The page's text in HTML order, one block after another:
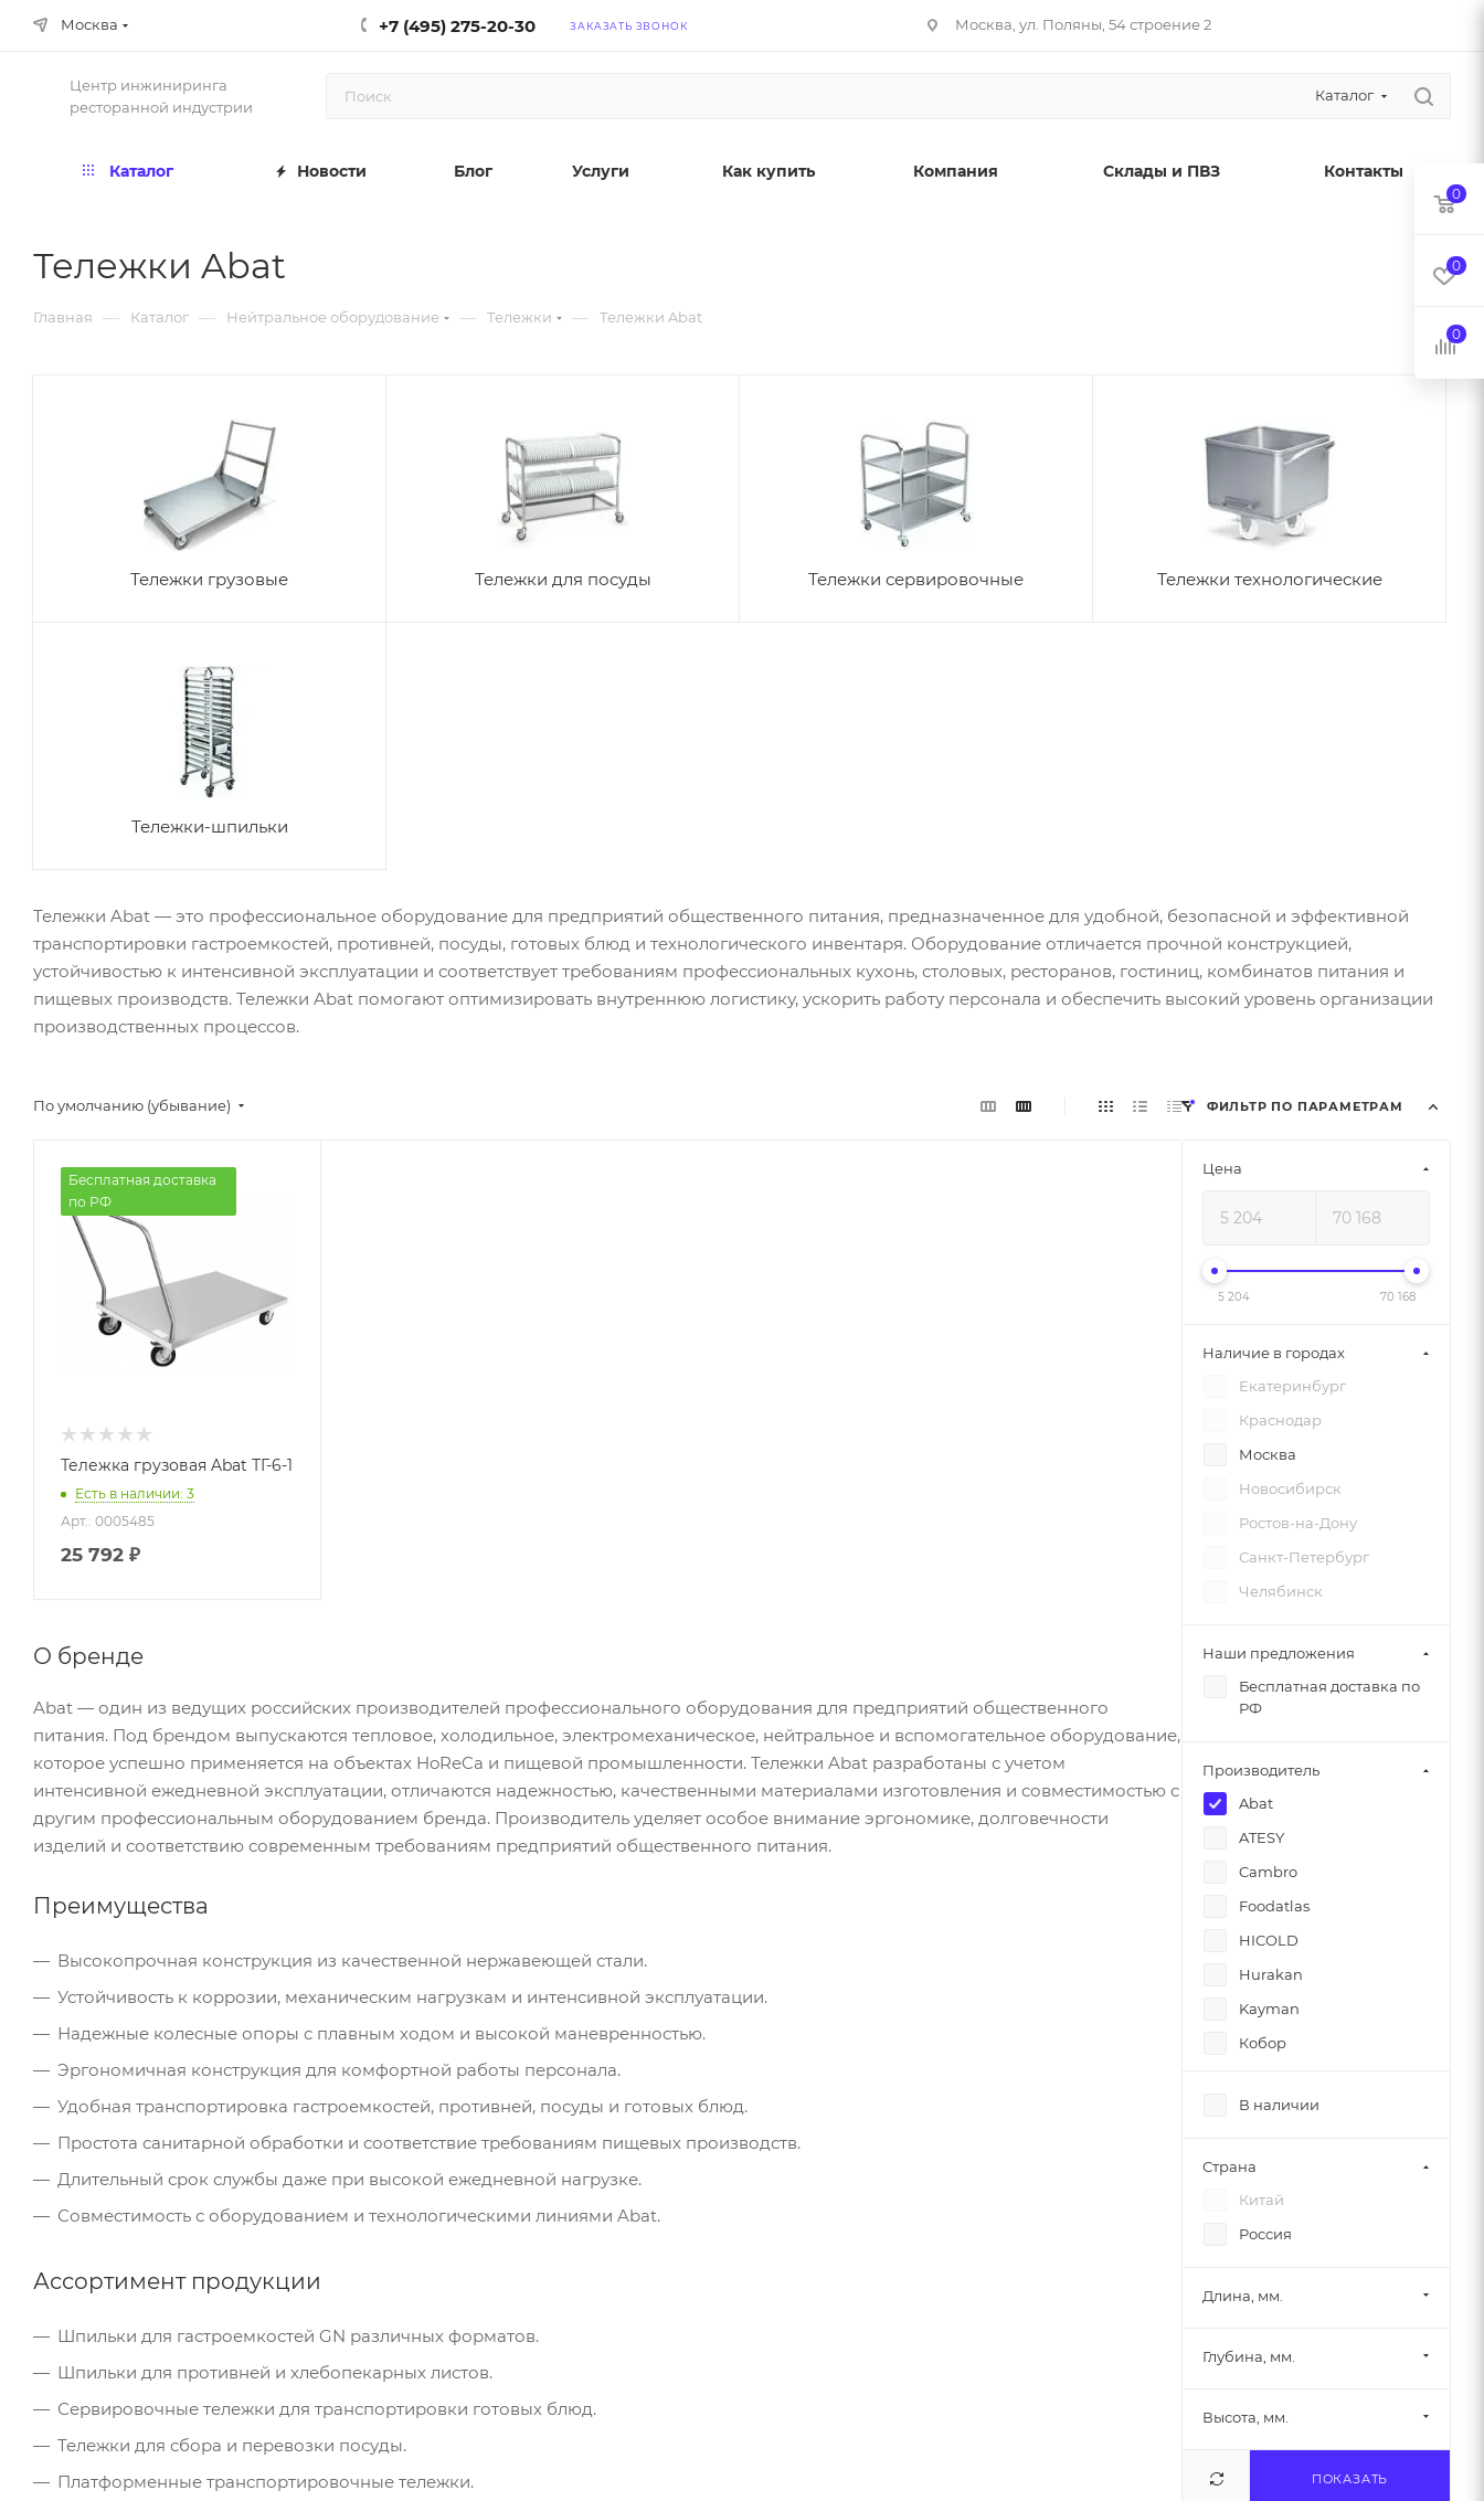
Москва +7 (495) 275-20-30 ЗАКАЗАТЬ ЗВОНОК Москва, ул. Поляны, 54 строение 2
Центр инжиниринга
ресторанной индустрии
Каталог
Каталог Новости Блог Услуги Как купить Компания Склады и ПВЗ Контакты
Тележки Abat
Главная — Каталог — Нейтральное оборудование — Тележки — Тележки Abat
Тележки грузовые Тележки для посуды Тележки сервировочные Тележки технологические
Тележки-шпильки
Тележки Abat — это профессиональное оборудование для предприятий общественного питания, предназначенное для удобной, безопасной и эффективной
транспортировки гастроемкостей, противней, посуды, готовых блюд и технологического инвентаря. Оборудование отличается прочной конструкцией,
устойчивостью к интенсивной эксплуатации и соответствует требованиям профессиональных кухонь, столовых, ресторанов, гостиниц, комбинатов питания и
пищевых производств. Тележки Abat помогают оптимизировать внутреннюю логистику, ускорить работу персонала и обеспечить высокий уровень организации
производственных процессов.
По умолчанию (убывание)
Бесплатная доставка
по РФ
Тележка грузовая Abat ТГ-6-1
Есть в наличии: 3
Арт.: 0005485
25 792 ₽
О бренде
Abat — один из ведущих российских производителей профессионального оборудования для предприятий общественного
питания. Под брендом выпускаются тепловое, холодильное, электромеханическое, нейтральное и вспомогательное оборудование,
которое успешно применяется на объектах HoReCa и пищевой промышленности. Тележки Abat разработаны с учетом
интенсивной ежедневной эксплуатации, отличаются надежностью, качественными материалами изготовления и совместимостью с
другим профессиональным оборудованием бренда. Производитель уделяет особое внимание эргономике, долговечности
изделий и соответствию современным требованиям предприятий общественного питания.
Преимущества
Высокопрочная конструкция из качественной нержавеющей стали.
Устойчивость к коррозии, механическим нагрузкам и интенсивной эксплуатации.
Надежные колесные опоры с плавным ходом и высокой маневренностью.
Эргономичная конструкция для комфортной работы персонала.
Удобная транспортировка гастроемкостей, противней, посуды и готовых блюд.
Простота санитарной обработки и соответствие требованиям пищевых производств.
Длительный срок службы даже при высокой ежедневной нагрузке.
Совместимость с оборудованием и технологическими линиями Abat.
Ассортимент продукции
Шпильки для гастроемкостей GN различных форматов.
Шпильки для противней и хлебопекарных листов.
Сервировочные тележки для транспортировки готовых блюд.
Тележки для сбора и перевозки посуды.
Платформенные транспортировочные тележки.
ФИЛЬТР ПО ПАРАМЕТРАМ
Цена
5 204 70 168
Наличие в городах
Екатеринбург
Краснодар
Москва
Новосибирск
Ростов-на-Дону
Санкт-Петербург
Челябинск
Наши предложения
Бесплатная доставка по
РФ
Производитель
Abat
ATESY
Cambro
Foodatlas
HICOLD
Hurakan
Kayman
Кобор
Техно-ТТ
В наличии
Страна
Китай
Россия
Длина, мм.
Глубина, мм.
Высота, мм.
ПОКАЗАТЬ
0
0
0